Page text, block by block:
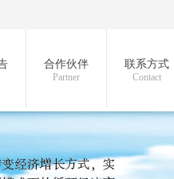
合作伙伴
Partner
联系方式
Contact